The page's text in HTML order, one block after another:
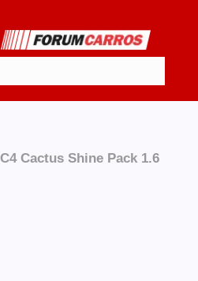
Cactus Shine Pack 1.6